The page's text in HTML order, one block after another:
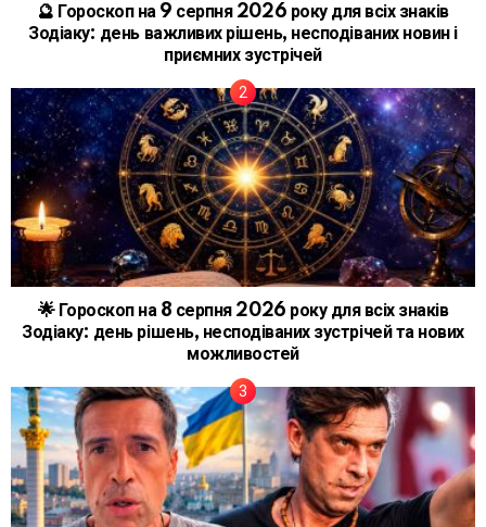
🔮 Гороскоп на 9 серпня 2026 року для всіх знаків
Зодіаку: день важливих рішень, несподіваних новин і
приємних зустрічей
🌟 Гороскоп на 8 серпня 2026 року для всіх знаків
Зодіаку: день рішень, несподіваних зустрічей та нових
можливостей